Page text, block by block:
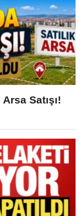
Satışı!